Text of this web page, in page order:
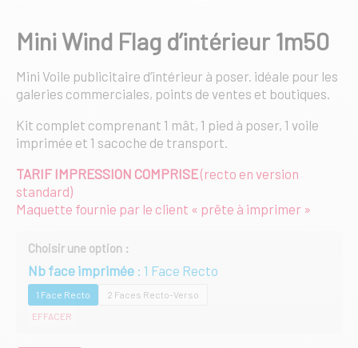
Mini Wind Flag d’intérieur 1m50
Mini Voile publicitaire d’intérieur à poser. idéale pour les
galeries commerciales, points de ventes et boutiques.
Kit complet comprenant 1 mât, 1 pied à poser, 1 voile
imprimée et 1 sacoche de transport.
TARIF IMPRESSION COMPRISE(recto en version
standard)
Maquette fournie par le client « prête à imprimer »
Nb face imprimée 1 Face Recto
1 Face Recto
2 Faces Recto-Verso
EFFACER